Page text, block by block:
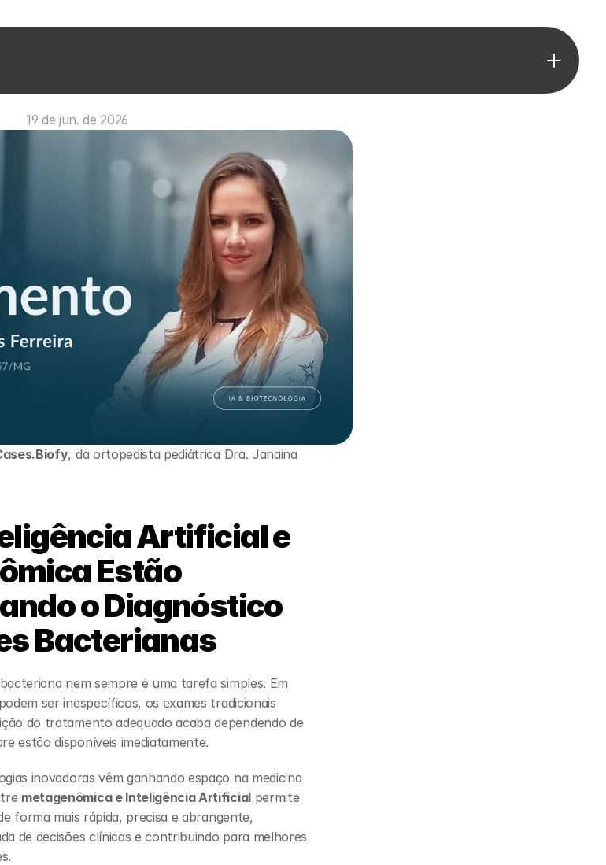
19 de jun. de 2026
, da ortopedista pediátrica Dra. Janaina
Artificial e
Estão
o Diagnóstico
Bacterianas
nem sempre é uma tarefa simples. Em
ser inespecíficos, os exames tradicionais
do tratamento adequado acaba dependendo de
estão disponíveis imediatamente.
inovadoras vêm ganhando espaço na medicina
metagenômica e Inteligência Artificial permite
forma mais rápida, precisa e abrangente,
de decisões clínicas e contribuindo para melhores